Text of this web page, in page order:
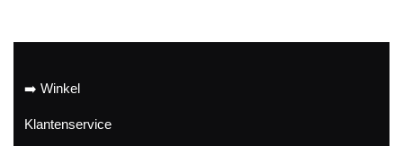
➡️ Winkel
Klantenservice